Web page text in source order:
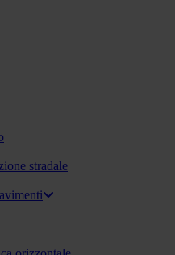
stradale